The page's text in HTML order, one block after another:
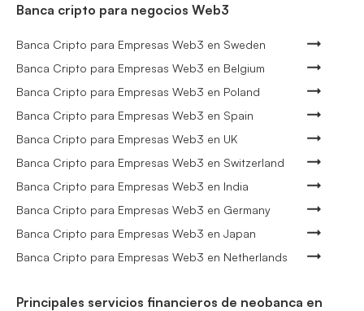
Banca cripto para negocios Web3
Banca Cripto para Empresas Web3 en Sweden
Banca Cripto para Empresas Web3 en Belgium
Banca Cripto para Empresas Web3 en Poland
Banca Cripto para Empresas Web3 en Spain
Banca Cripto para Empresas Web3 en UK
Banca Cripto para Empresas Web3 en Switzerland
Banca Cripto para Empresas Web3 en India
Banca Cripto para Empresas Web3 en Germany
Banca Cripto para Empresas Web3 en Japan
Banca Cripto para Empresas Web3 en Netherlands
Principales servicios financieros de neobanca en